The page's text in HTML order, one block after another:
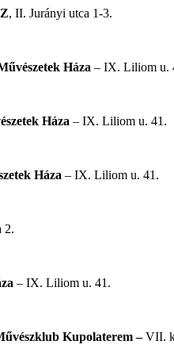
, II. Jurányi utca 1-3.
Háza – IX. Liliom u.
Háza – IX. Liliom u. 41.
Háza – IX. Liliom u. 41.
2.
– IX. Liliom u. 41.
Kupolaterem –VII.